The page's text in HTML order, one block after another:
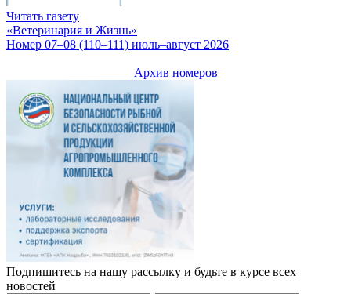
Читать газету
«Ветеринария и Жизнь»
Номер 07–08 (110–111) июль–август 2026
Архив номеров
Подпишитесь на нашу рассылку и будьте в курсе всех
новостей